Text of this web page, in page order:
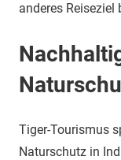
anderes
Tiger-Tourismus
Naturschutz in